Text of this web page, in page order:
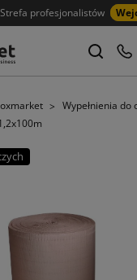
Strefa profesjonalistów
Wypełnienia do